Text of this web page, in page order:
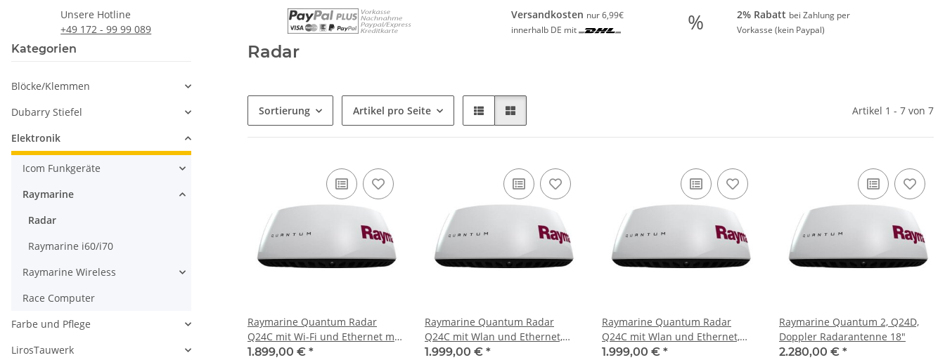
Unsere Hotline
+49 172 - 99 99 089
Versandkosten nur 6,99€
innerhalb DE mit
% 2% Rabatt bei Zahlung per
Vorkasse (kein Paypal)
Radar
Sortierung Artikel pro Seite Artikel 1 - 7 von 7
Raymarine Quantum Radar
Q24C mit Wi-Fi und Ethernet mit
10m Spannungskabel E70210
1.899,00 € *
Raymarine Quantum Radar
Q24C mit Wlan und Ethernet,
mit 10m Spannungskabel und
1.999,00 € *
Raymarine Quantum Radar
Q24C mit Wlan und Ethernet,
mit 15m Spannungskabel und
1.999,00 € *
Raymarine Quantum 2, Q24D,
Doppler Radarantenne 18"
2.280,00 € *
Kategorien
Blöcke/Klemmen
Dubarry Stiefel
Elektronik
Icom Funkgeräte
Raymarine
Radar
Raymarine i60/i70
Raymarine Wireless
Race Computer
Farbe und Pflege
LirosTauwerk